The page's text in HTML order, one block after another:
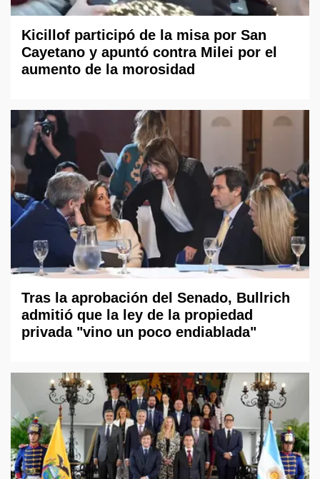
Kicillof participó de la misa por San
Cayetano y apuntó contra Milei por el
aumento de la morosidad
Tras la aprobación del Senado, Bullrich
admitió que la ley de la propiedad
privada "vino un poco endiablada"